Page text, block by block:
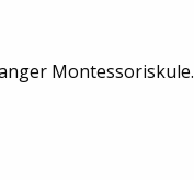
Montessoriskule.